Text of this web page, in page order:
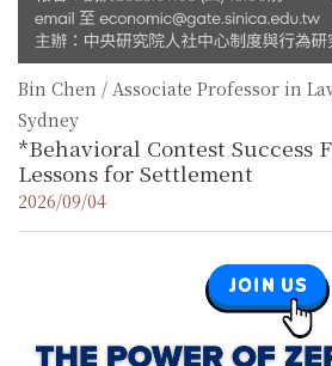
Bin Chen / Associate Professor in
Sydney
*Behavioral Contest Success
Lessons for Settlement
2026/09/04